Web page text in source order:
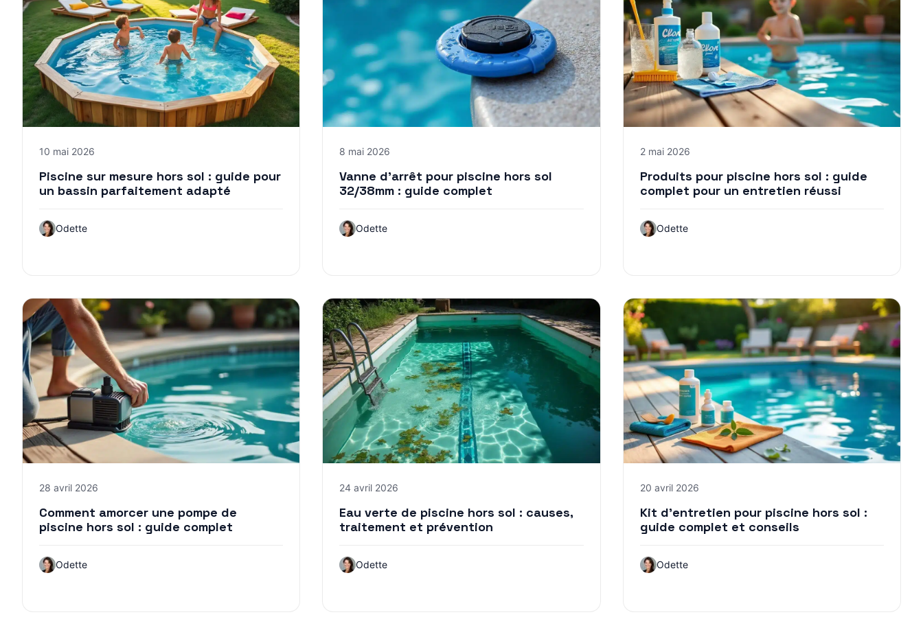
10 mai 2026
Piscine sur mesure hors sol : guide pour
un bassin parfaitement adapté
Odette
8 mai 2026
Vanne d’arrêt pour piscine hors sol
32/38mm : guide complet
Odette
2 mai 2026
Produits pour piscine hors sol : guide
complet pour un entretien réussi
Odette
28 avril 2026
Comment amorcer une pompe de
piscine hors sol : guide complet
Odette
24 avril 2026
Eau verte de piscine hors sol : causes,
traitement et prévention
Odette
20 avril 2026
Kit d’entretien pour piscine hors sol :
guide complet et conseils
Odette